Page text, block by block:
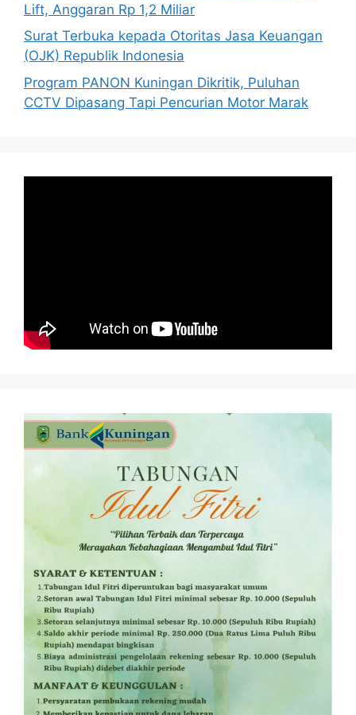
Lift, Anggaran Rp 1,2 Miliar
Surat Terbuka kepada Otoritas Jasa Keuangan
(OJK) Republik Indonesia
Program PANON Kuningan Dikritik, Puluhan
CCTV Dipasang Tapi Pencurian Motor Marak